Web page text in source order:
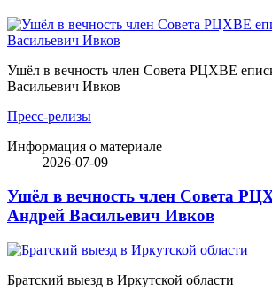
Ушёл в вечность член Совета РЦХВЕ
Васильевич Ивков
Пресс-релизы
Информация о материале
2026-07-09
Ушёл в вечность член Совета
Андрей Васильевич Ивков
Братский выезд в Иркутской области